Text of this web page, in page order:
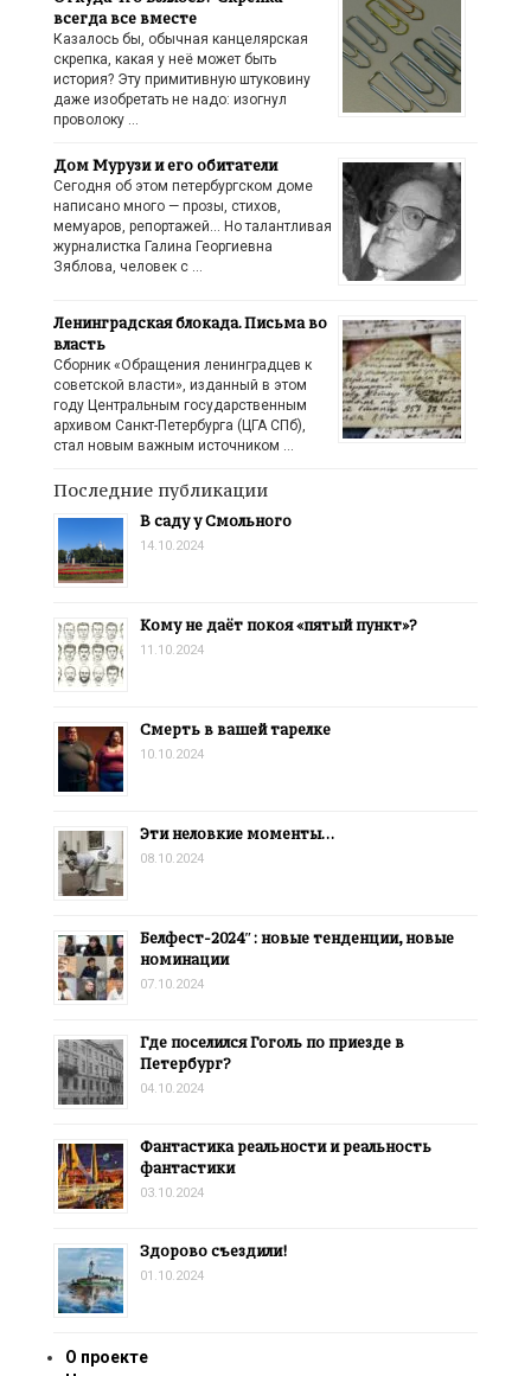
всегда все вместе
Казалось бы, обычная канцелярская
скрепка, какая у неё может быть
история? Эту примитивную штуковину
даже изобретать не надо: изогнул
проволоку …
Дом Мурузи и его обитатели
Сегодня об этом петербургском доме
написано много — прозы, стихов,
мемуаров, репортажей… Но талантливая
журналистка Галина Георгиевна
Зяблова, человек с …
Ленинградская блокада. Письма во
власть
Сборник «Обращения ленинградцев к
советской власти», изданный в этом
году Центральным государственным
архивом Санкт-Петербурга (ЦГА СПб),
стал новым важным источником …
Последние публикации
В саду у Смольного
14.10.2024
Кому не даёт покоя «пятый пункт»?
11.10.2024
Смерть в вашей тарелке
10.10.2024
Эти неловкие моменты…
08.10.2024
Белфест-2024″: новые тенденции, новые
номинации
07.10.2024
Где поселился Гоголь по приезде в
Петербург?
04.10.2024
Фантастика реальности и реальность
фантастики
03.10.2024
Здорово съездили!
01.10.2024
О проекте